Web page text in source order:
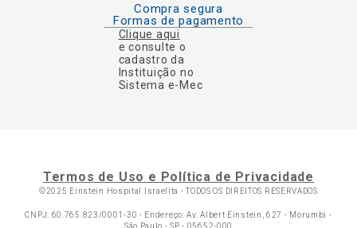
Compra segura
Formas de pagamento
Clique aqui
e consulte o
cadastro da
Instituição no
Sistema e-Mec
Termos de Uso e Política de Privacidade
©2025 Einstein Hospital Israelita -TODOS OS DIREITOS RESERVADOS
CNPJ: 60.765.823/0001-30 - Endereço: Av. Albert Einstein, 627 - Morumbi -
São Paulo - SP - 05652-000